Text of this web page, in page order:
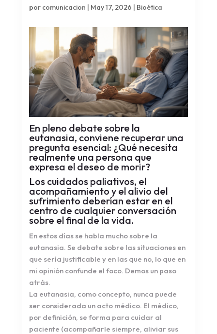
por comunicacion | May 17, 2026 | Bioética
En pleno debate sobre la
eutanasia, conviene recuperar una
pregunta esencial: ¿Qué necesita
realmente una persona que
expresa el deseo de morir?
Los cuidados paliativos, el
acompañamiento y el alivio del
sufrimiento deberían estar en el
centro de cualquier conversación
sobre el final de la vida.
En estos días se habla mucho sobre la
eutanasia. Se debate sobre las situaciones en
que sería justificable y en las que no, lo que en
mi opinión confunde el foco. Demos un paso
atrás.
La eutanasia, como concepto, nunca puede
ser considerada un acto médico. El médico,
por definición, se forma para cuidar al
paciente (acompañarle siempre, aliviar sus